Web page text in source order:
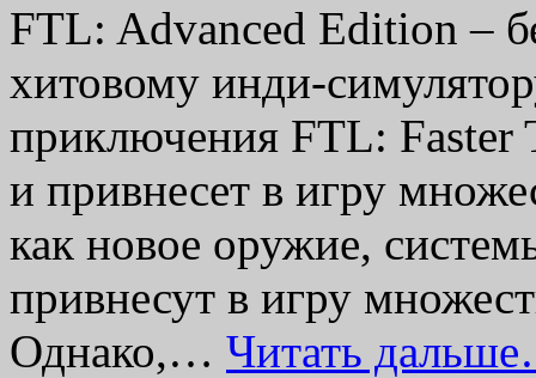
FTL: Advanced Edition –
хитовому инди-
приключения FTL: Faster
и привнесет в игру
как новое оружие,
привнесут в игру
Однако,… Читать